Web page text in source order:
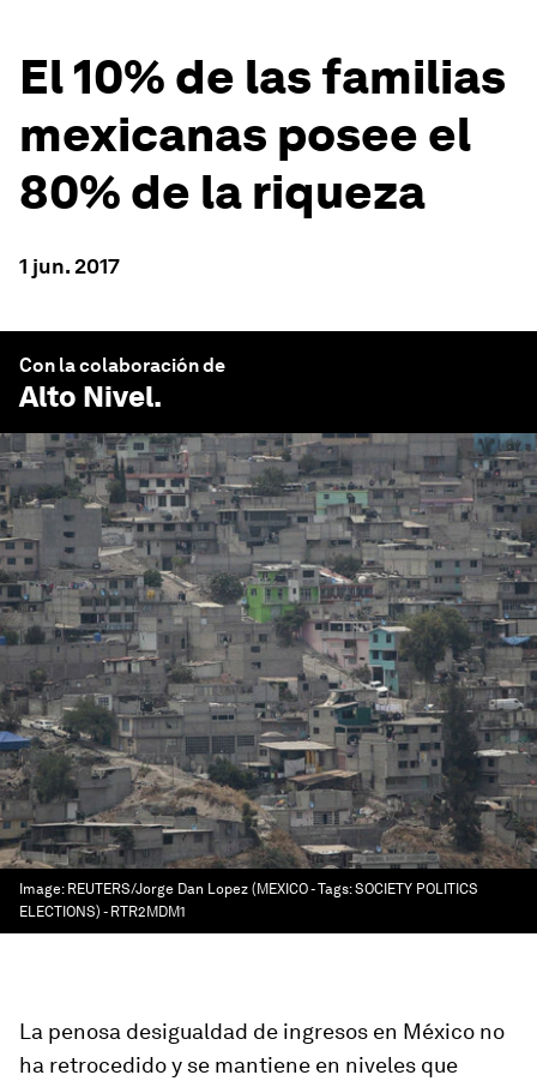
El 10% de las familias
mexicanas posee el
80% de la riqueza
1 jun. 2017
Con la colaboración de
Alto Nivel.
Image: REUTERS/Jorge Dan Lopez (MEXICO - Tags: SOCIETY POLITICS
ELECTIONS) - RTR2MDM1
La penosa desigualdad de ingresos en México no
ha retrocedido y se mantiene en niveles que